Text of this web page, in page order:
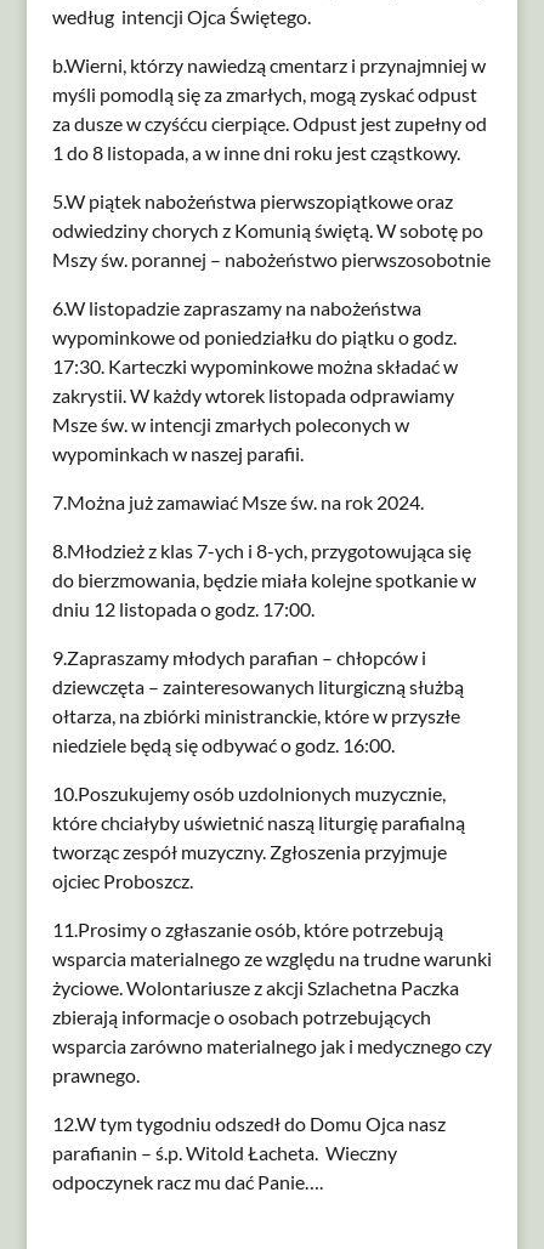
według intencji Ojca Świętego.
b.Wierni, którzy nawiedzą cmentarz i przynajmniej w
myśli pomodlą się za zmarłych, mogą zyskać odpust
za dusze w czyśćcu cierpiące. Odpust jest zupełny od
1 do 8 listopada, a w inne dni roku jest cząstkowy.
5.W piątek nabożeństwa pierwszopiątkowe oraz
odwiedziny chorych z Komunią świętą. W sobotę po
Mszy św. porannej – nabożeństwo pierwszosobotnie
6.W listopadzie zapraszamy na nabożeństwa
wypominkowe od poniedziałku do piątku o godz.
17:30. Karteczki wypominkowe można składać w
zakrystii. W każdy wtorek listopada odprawiamy
Msze św. w intencji zmarłych poleconych w
wypominkach w naszej parafii.
7.Można już zamawiać Msze św. na rok 2024.
8.Młodzież z klas 7-ych i 8-ych, przygotowująca się
do bierzmowania, będzie miała kolejne spotkanie w
dniu 12 listopada o godz. 17:00.
9.Zapraszamy młodych parafian – chłopców i
dziewczęta – zainteresowanych liturgiczną służbą
ołtarza, na zbiórki ministranckie, które w przyszłe
niedziele będą się odbywać o godz. 16:00.
10.Poszukujemy osób uzdolnionych muzycznie,
które chciałyby uświetnić naszą liturgię parafialną
tworząc zespół muzyczny. Zgłoszenia przyjmuje
ojciec Proboszcz.
11.Prosimy o zgłaszanie osób, które potrzebują
wsparcia materialnego ze względu na trudne warunki
życiowe. Wolontariusze z akcji Szlachetna Paczka
zbierają informacje o osobach potrzebujących
wsparcia zarówno materialnego jak i medycznego czy
prawnego.
12.W tym tygodniu odszedł do Domu Ojca nasz
parafianin – ś.p. Witold Łacheta. Wieczny
odpoczynek racz mu dać Panie….